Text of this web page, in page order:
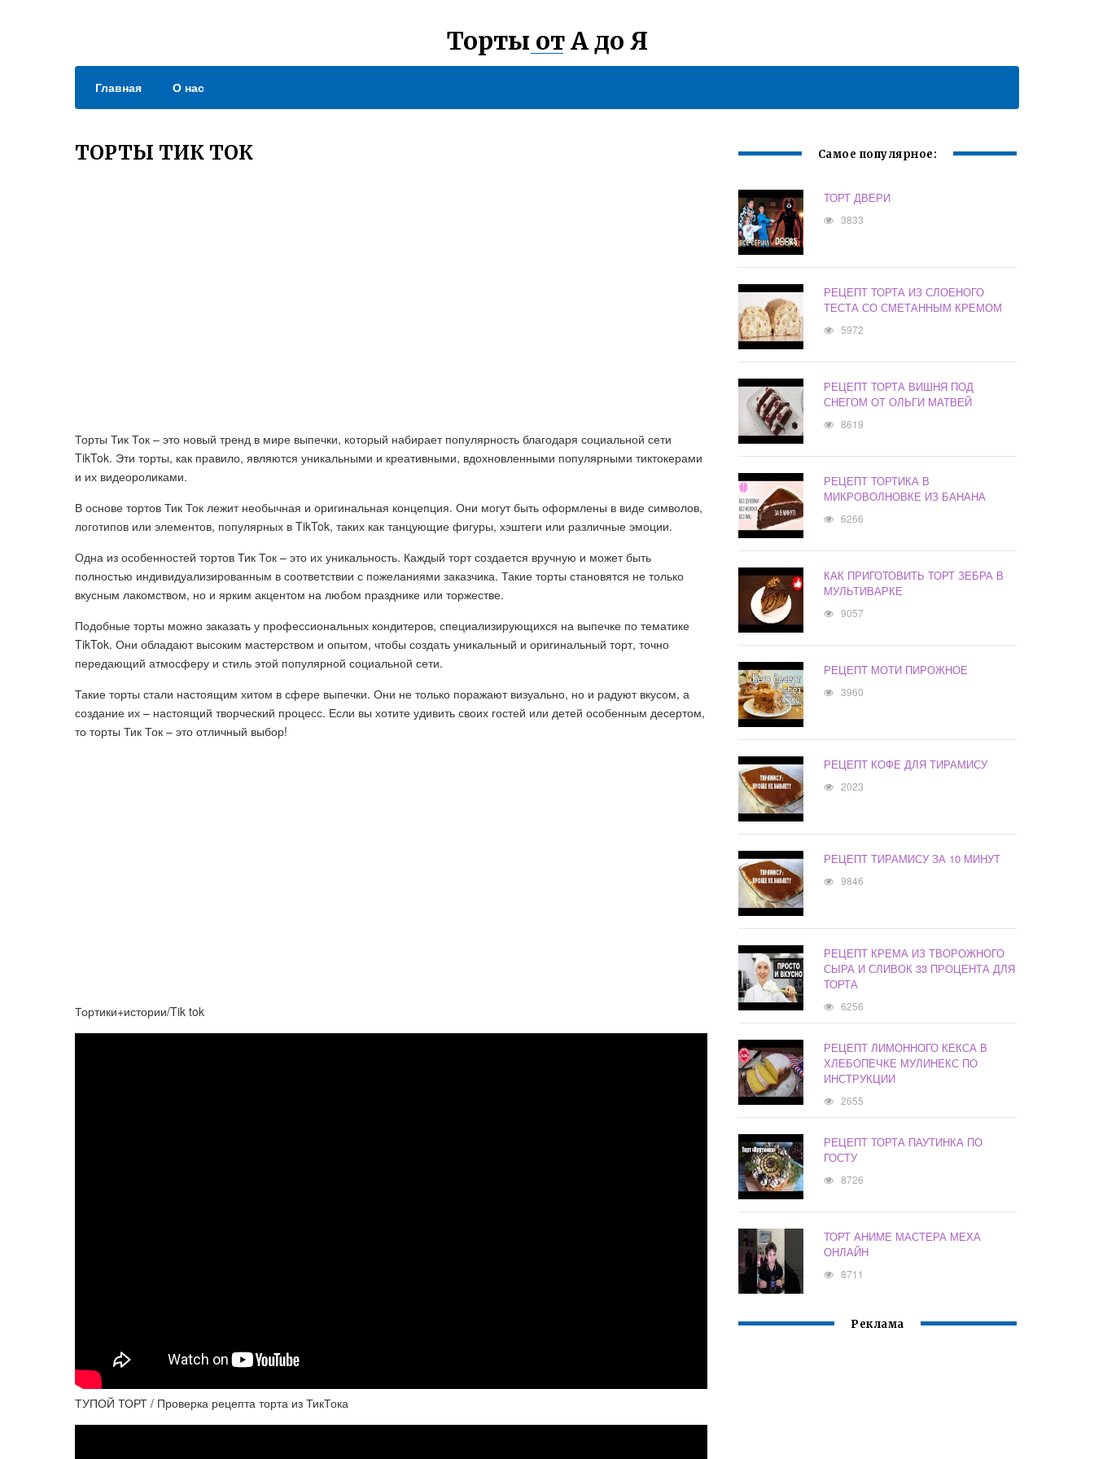
Торты от А до Я
Главная О нас
ТОРТЫ ТИК ТОК
Торты Тик Ток – это новый тренд в мире выпечки, который набирает популярность благодаря социальной сети
TikTok. Эти торты, как правило, являются уникальными и креативными, вдохновленными популярными тиктокерами
и их видеороликами.
В основе тортов Тик Ток лежит необычная и оригинальная концепция. Они могут быть оформлены в виде символов,
логотипов или элементов, популярных в TikTok, таких как танцующие фигуры, хэштеги или различные эмоции.
Одна из особенностей тортов Тик Ток – это их уникальность. Каждый торт создается вручную и может быть
полностью индивидуализированным в соответствии с пожеланиями заказчика. Такие торты становятся не только
вкусным лакомством, но и ярким акцентом на любом празднике или торжестве.
Подобные торты можно заказать у профессиональных кондитеров, специализирующихся на выпечке по тематике
TikTok. Они обладают высоким мастерством и опытом, чтобы создать уникальный и оригинальный торт, точно
передающий атмосферу и стиль этой популярной социальной сети.
Такие торты стали настоящим хитом в сфере выпечки. Они не только поражают визуально, но и радуют вкусом, а
создание их – настоящий творческий процесс. Если вы хотите удивить своих гостей или детей особенным десертом,
то торты Тик Ток – это отличный выбор!
Тортики+истории/Tik tok
ТУПОЙ ТОРТ / Проверка рецепта торта из ТикТока
Самое популярное:
ТОРТ ДВЕРИ
3833
РЕЦЕПТ ТОРТА ИЗ СЛОЕНОГО
ТЕСТА СО СМЕТАННЫМ КРЕМОМ
5972
РЕЦЕПТ ТОРТА ВИШНЯ ПОД
СНЕГОМ ОТ ОЛЬГИ МАТВЕЙ
8619
РЕЦЕПТ ТОРТИКА В
МИКРОВОЛНОВКЕ ИЗ БАНАНА
6266
КАК ПРИГОТОВИТЬ ТОРТ ЗЕБРА В
МУЛЬТИВАРКЕ
9057
РЕЦЕПТ МОТИ ПИРОЖНОЕ
3960
РЕЦЕПТ КОФЕ ДЛЯ ТИРАМИСУ
2023
РЕЦЕПТ ТИРАМИСУ ЗА 10 МИНУТ
9846
РЕЦЕПТ КРЕМА ИЗ ТВОРОЖНОГО
СЫРА И СЛИВОК 33 ПРОЦЕНТА ДЛЯ
ТОРТА
6256
РЕЦЕПТ ЛИМОННОГО КЕКСА В
ХЛЕБОПЕЧКЕ МУЛИНЕКС ПО
ИНСТРУКЦИИ
2655
РЕЦЕПТ ТОРТА ПАУТИНКА ПО
ГОСТУ
8726
ТОРТ АНИМЕ МАСТЕРА МЕХА
ОНЛАЙН
8711
Реклама